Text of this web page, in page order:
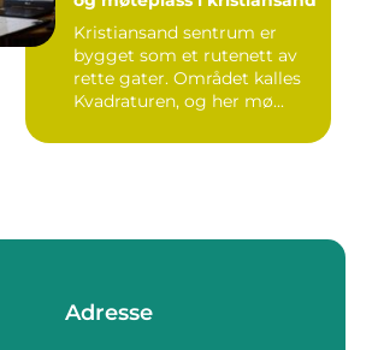
Kristiansand sentrum er
bygget som et rutenett av
rette gater. Området kalles
Kvadraturen, og her mø...
Adresse